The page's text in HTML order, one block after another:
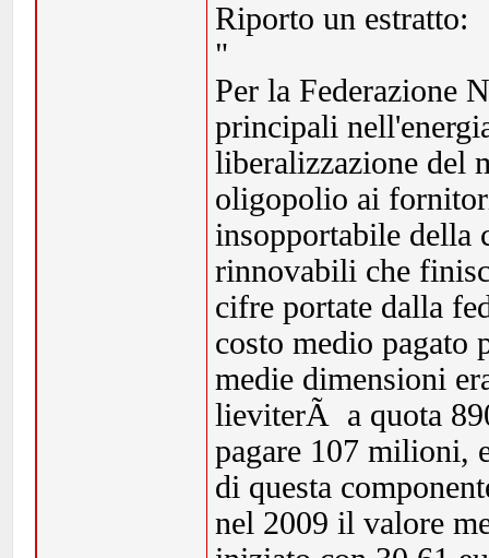
Riporto un estratto:
"
Per la Federazione
principali
liberalizzazione del
oligopolio ai
insopportabile della
rinnovabili che
cifre portate dalla
costo medio pagato
medie dimensioni
lieviterÃ a quota
pagare 107 milioni,
di questa
nel 2009 il valore